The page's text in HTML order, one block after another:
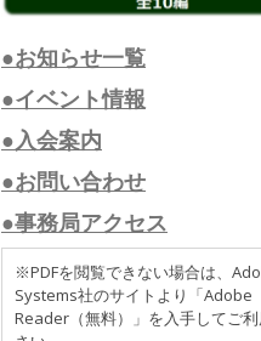
●お知らせ一覧
●イベント情報
●入会案内
●お問い合わせ
●事務局アクセス
※PDFを閲覧できない場合は、
Systems社のサイトより「Adobe
Reader（無料）」を入手してご